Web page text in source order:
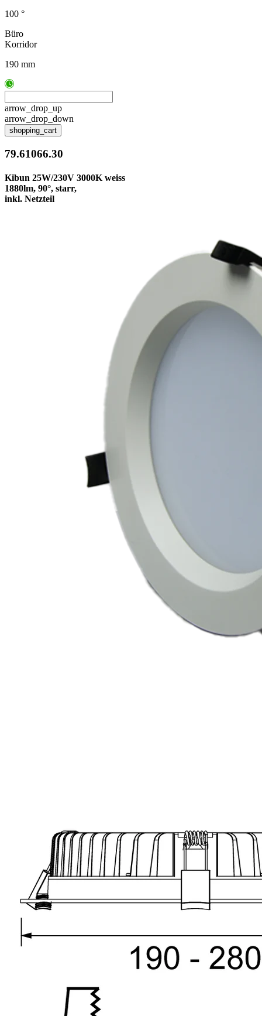
100 °
Büro
Korridor
190 mm
arrow_drop_up
arrow_drop_down
shopping_cart
79.61066.30
Kibun 25W/230V 3000K weiss
1880lm, 90°, starr,
inkl. Netzteil